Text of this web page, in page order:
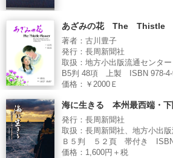
あざみの花 The Thistle
著者：古川豊子
発行：長周新聞社
取扱：地方小出版流通センター
B5判 48項 上製 ISBN 978-4-
価格：￥2000Ｅ
海に生きる 本州最西端・下
発行：長周新聞社
取扱：長周新聞社、地方小出
Ｂ５判 ５２頁 帯付き
価格：1,600円＋税